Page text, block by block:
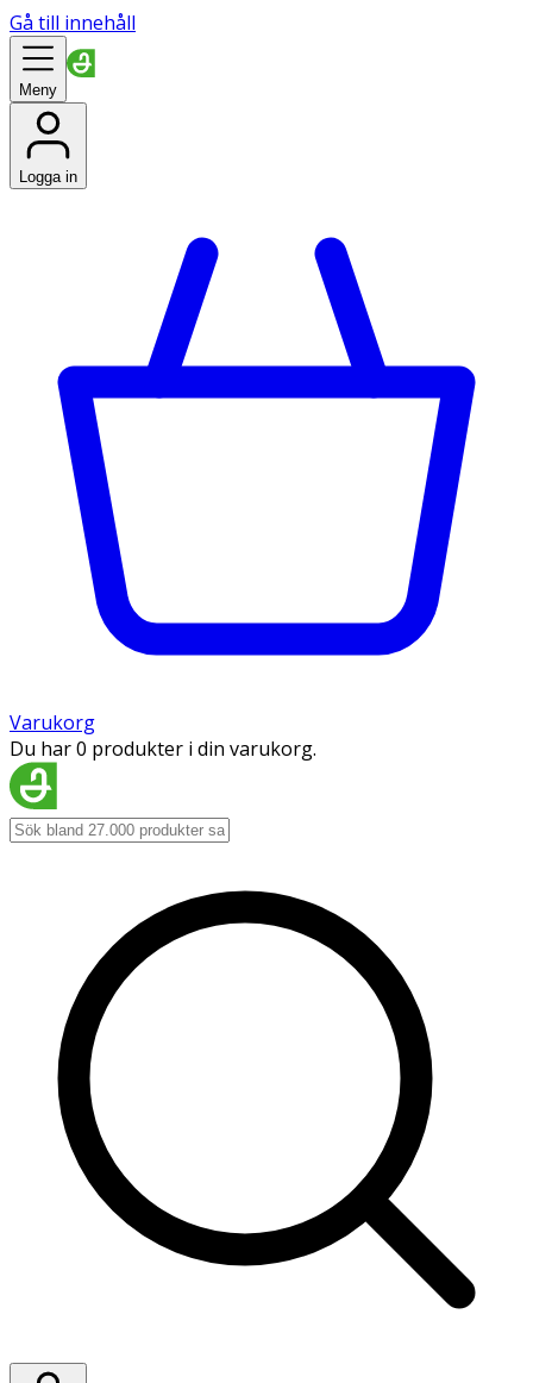
Gå till innehåll
Meny
Logga in
Varukorg
Du har 0 produkter i din varukorg.